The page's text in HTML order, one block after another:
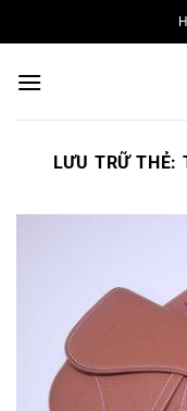
qua
dung
LƯU TRỮ THẺ: